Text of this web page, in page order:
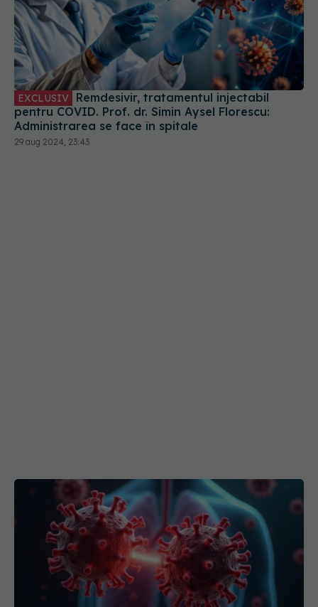
EXCLUSIV
pentru COVID. Prof. dr. Simin Aysel Florescu:
Administrarea se face în spitale
29 aug 2024, 23:43